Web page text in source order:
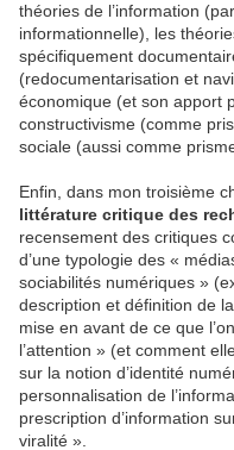
théories de l’information
informationnelle), les
spécifiquement
(redocumentarisation et
économique (et son apport
constructivisme (comme
sociale (aussi comme
Enfin, dans mon troisième
littérature critique des
recensement des critiques
d’une typologie des «
sociabilités numériques »
description et définition de
mise en avant de ce que
l’attention » (et comment
sur la notion d’identité
personnalisation de
prescription d’information
viralité ».